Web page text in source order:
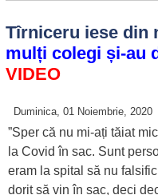
Tîrniceru iese din
mulți colegi și-au
VIDEO
Duminica, 01 Noiembrie, 2020
”Sper că nu mi-ați tăiat
la Covid în sac. Sunt
eram la spital să nu
dorit să vin în sac, deci